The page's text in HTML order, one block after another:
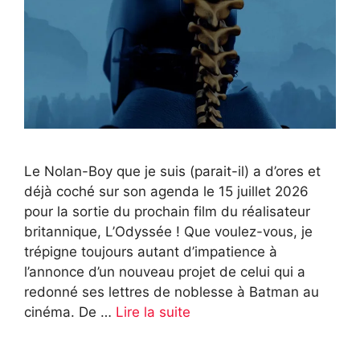
Le Nolan-Boy que je suis (parait-il) a d’ores et
déjà coché sur son agenda le 15 juillet 2026
pour la sortie du prochain film du réalisateur
britannique, L’Odyssée ! Que voulez-vous, je
trépigne toujours autant d’impatience à
l’annonce d’un nouveau projet de celui qui a
redonné ses lettres de noblesse à Batman au
cinéma. De … Lire la suite